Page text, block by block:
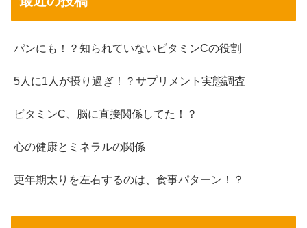
パンにも！？知られていないビタミンCの役割
5人に1人が摂り過ぎ！？サプリメント実態調査
ビタミンC、脳に直接関係してた！？
心の健康とミネラルの関係
更年期太りを左右するのは、食事パターン！？